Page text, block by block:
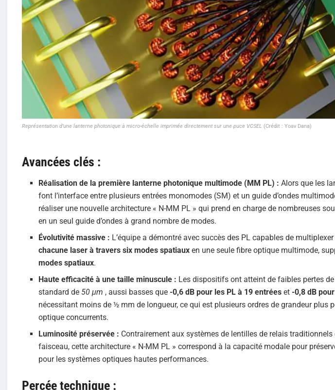
Représentation d’une lanterne photonique à micro-échelle imprimée directement sur une puce VCSEL (Crédit : Yoav Dana)
Avancées clés :
Réalisation de la première lanterne photonique multimode (MM PL) : Alors que les
font l’interface entre plusieurs entrées monomodes (SM) et un guide d’ondes
réaliser une nouvelle architecture « N-MM PL » qui prend en charge de nombreuses
en un seul guide d’ondes à grand nombre de modes.
Évolutivité massive : L’équipe a démontré avec succès des PL capables de
chacune laser à travers six modes spatiaux en une seule fibre optique multimode,
modes spatiaux.
Haute efficacité à une taille minuscule : Les dispositifs ont atteint de faibles pertes
standard de 50 μm , aussi basses que -0,6 dB pour les PL à 19 entrées et -0,8 dB
nécessitant moins de ½ mm de longueur, ce qui est plusieurs ordres de grandeur plus
optique concurrents.
Luminosité préservée : Contrairement aux systèmes de lentilles de relais
faisceau, cette architecture « N-MM PL » correspond à la capacité modale pour
pour les systèmes optiques hautes performances.
Percée technique :